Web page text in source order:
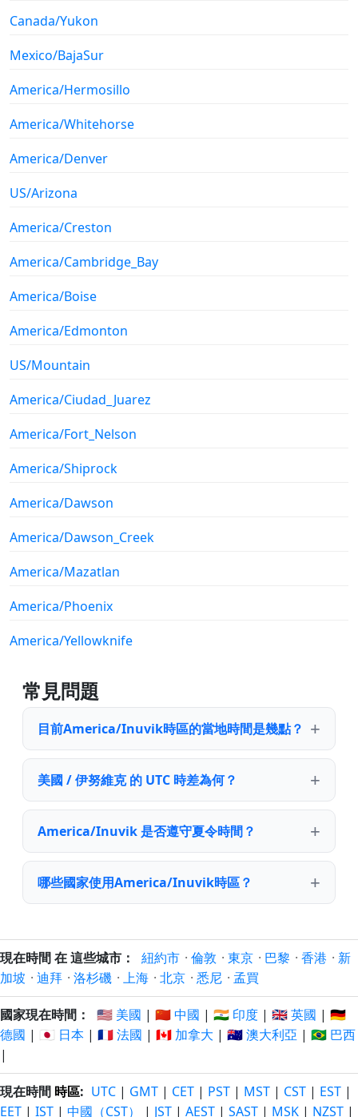
Canada/Yukon
Mexico/BajaSur
America/Hermosillo
America/Whitehorse
America/Denver
US/Arizona
America/Creston
America/Cambridge_Bay
America/Boise
America/Edmonton
US/Mountain
America/Ciudad_Juarez
America/Fort_Nelson
America/Shiprock
America/Dawson
America/Dawson_Creek
America/Mazatlan
America/Phoenix
America/Yellowknife
常見問題
目前America/Inuvik時區的當地時間是幾點？
美國 / 伊努維克 的 UTC 時差為何？
America/Inuvik 是否遵守夏令時間？
哪些國家使用America/Inuvik時區？
現在時間 在 這些城市： 紐約市 · 倫敦 · 東京 · 巴黎 · 香港 · 新
加坡 · 迪拜 · 洛杉磯 · 上海 · 北京 · 悉尼 · 孟買
國家現在時間： 🇺🇸 美國 | 🇨🇳 中國 | 🇮🇳 印度 | 🇬🇧 英國 | 🇩🇪
德國 | 🇯🇵 日本 | 🇫🇷 法國 | 🇨🇦 加拿大 | 🇦🇺 澳大利亞 | 🇧🇷 巴西
|
現在時間 時區: UTC | GMT | CET | PST | MST | CST | EST |
EET | IST | 中國（CST） | JST | AEST | SAST | MSK | NZST |